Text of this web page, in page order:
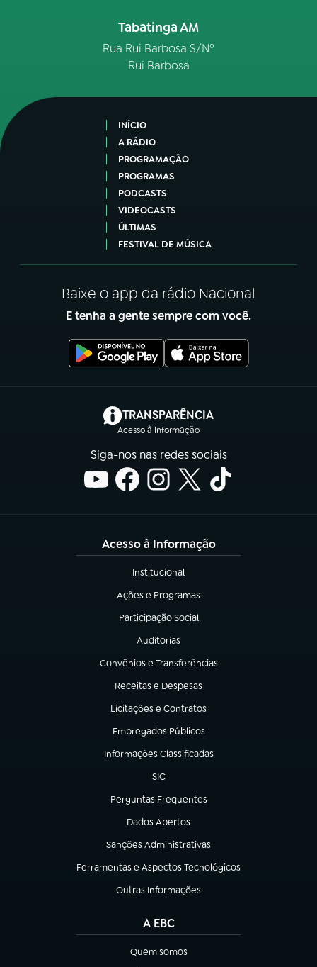
Tabatinga AM
Rua Rui Barbosa S/Nº
Rui Barbosa
INÍCIO
A RÁDIO
PROGRAMAÇÃO
PROGRAMAS
PODCASTS
VIDEOCASTS
ÚLTIMAS
FESTIVAL DE MÚSICA
Baixe o app da rádio Nacional
E tenha a gente sempre com você.
TRANSPARÊNCIA
Acesso à Informação
(abre em nova aba)
Siga-nos nas redes sociais
Acesso à Informação
Institucional
(abre em nova aba)
Ações e Programas
(abre em nova aba)
Participação Social
(abre em nova aba)
Auditorias
(abre em nova aba)
Convênios e Transferências
(abre em nova aba)
Receitas e Despesas
(abre em nova aba)
Licitações e Contratos
(abre em nova aba)
Empregados Públicos
(abre em nova aba)
Informações Classificadas
(abre em nova aba)
SIC
(abre em nova aba)
Perguntas Frequentes
(abre em nova aba)
Dados Abertos
(abre em nova aba)
Sanções Administrativas
(abre em nova aba)
Ferramentas e Aspectos Tecnológicos
(abre em nova aba)
Outras Informações
(abre em nova aba)
A EBC
Quem somos
(abre em nova aba)